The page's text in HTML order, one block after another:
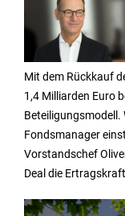
Mit dem Rückkauf
1,4 Milliarden Euro
Beteiligungsmodell.
Fondsmanager
Vorstandschef
Deal die